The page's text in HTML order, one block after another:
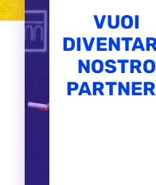
VUOI
NOSTRO